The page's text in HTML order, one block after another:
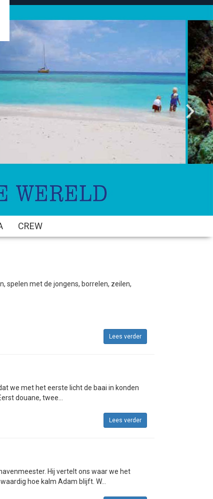
CREW
spelen met de jongens, borrelen, zeilen,
Lees verder
we met het eerste licht de baai in konden
douane, twee...
Lees verder
Hij vertelt ons waar we het
hoe kalm Adam blijft. W...